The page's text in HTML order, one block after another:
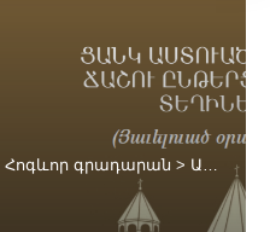
Հոգևոր գրադարան > Աստվածաշնչյան ճաշու ընթեցումներ 2019